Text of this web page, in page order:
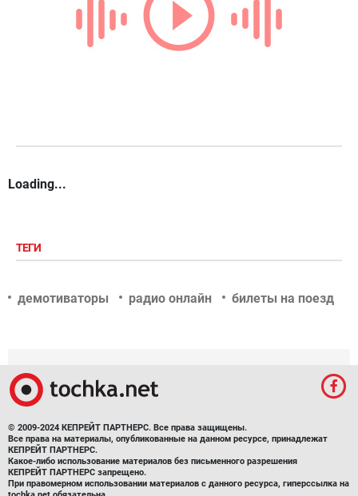
Loading...
ТЕГИ
демотиваторы радио онлайн билеты на поезд
© 2009-2024 КЕПРЕЙТ ПАРТНЕРС. Все права защищены.
Все права на материалы, опубликованные на данном ресурсе, принадлежат
КЕПРЕЙТ ПАРТНЕРС.
Какое-либо использование материалов без письменного разрешения
КЕПРЕЙТ ПАРТНЕРС запрещено.
При правомерном использовании материалов с данного ресурса, гиперссылка на